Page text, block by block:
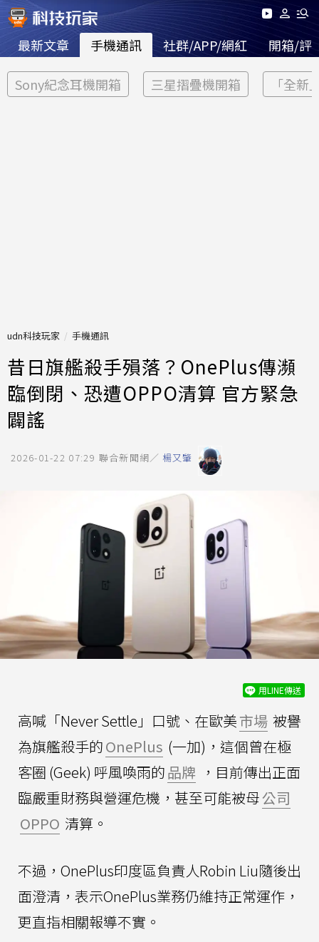
最新文章 手機通訊 社群/APP/網紅 開箱/評
Sony紀念耳機開箱 三星摺疊機開箱 「全新
udn科技玩家 手機通訊
昔日旗艦殺手殞落？OnePlus傳瀕
臨倒閉、恐遭OPPO清算 官方緊急
闢謠
2026-01-22 07:29 聯合新聞網／ 楊又肇
用LINE傳送
高喊「Never Settle」口號、在歐美市場 被譽
為旗艦殺手的OnePlus (一加)，這個曾在極
客圈 (Geek) 呼風喚雨的品牌 ，目前傳出正面
臨嚴重財務與營運危機，甚至可能被母公司
OPPO 清算。
不過，OnePlus印度區負責人Robin Liu隨後出
面澄清，表示OnePlus業務仍維持正常運作，
更直指相關報導不實。